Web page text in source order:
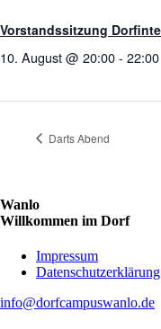
Vorstandssitzung
10. August @ 20:00- 22:00
Darts Abend
Wanlo
Willkommen im Dorf
Skip
Impressum
Datenschutzerklärung
info@dorfcampuswanlo.de